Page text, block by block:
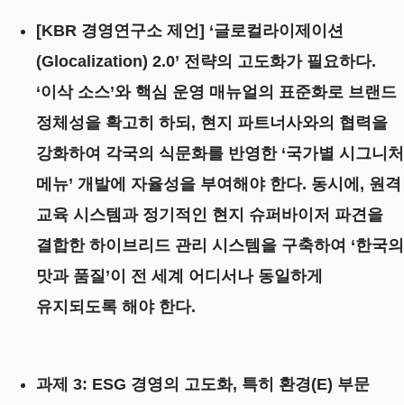
[KBR 경영연구소 제언] ‘글로컬라이제이션
(Glocalization) 2.0’ 전략의 고도화가 필요하다.
‘이삭 소스’와 핵심 운영 매뉴얼의 표준화로 브랜드
정체성을 확고히 하되, 현지 파트너사와의 협력을
강화하여 각국의 식문화를 반영한 ‘국가별 시그니처
메뉴’ 개발에 자율성을 부여해야 한다. 동시에, 원격
교육 시스템과 정기적인 현지 슈퍼바이저 파견을
결합한 하이브리드 관리 시스템을 구축하여 ‘한국의
맛과 품질’이 전 세계 어디서나 동일하게
유지되도록 해야 한다.
과제 3: ESG 경영의 고도화, 특히 환경(E) 부문